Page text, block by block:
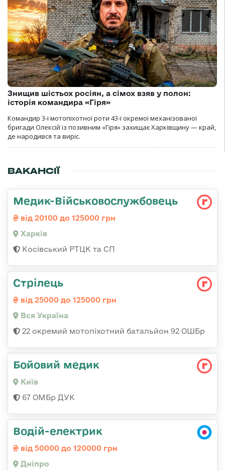
Знищив шістьох росіян, а сімох взяв у полон:
історія командира «Гіря»
Командир 3-ї мотопіхотної роти 43-ї окремої механізованої
бригади Олексій із позивним «Гіря» захищає Харківщину — край,
де народився та виріс.
ВАКАНСІЇ
Медик-Військовослужбовець
від 20100 до 125000 грн
Харків
Косівський РТЦК та СП
Стрілець
від 25000 до 125000 грн
Вся Україна
22 окремий мотопіхотний батальйон 92 ОШБр
Бойовий медик
Київ
67 ОМБр ДУК
Водій-електрик
від 50000 до 120000 грн
Дніпро